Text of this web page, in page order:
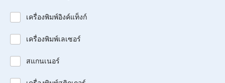
เครื่องพิมพ์อิงค์แท็งก์
เครื่องพิมพ์เลเซอร์
สแกนเนอร์